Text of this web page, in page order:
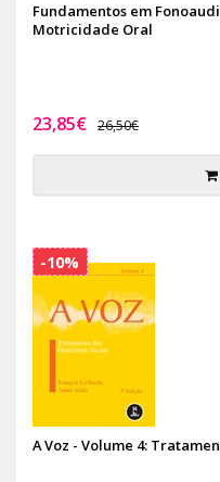
Fundamentos em
Motricidade Oral
23,85€ 26,50€
A Voz - Volume 4:
-10%